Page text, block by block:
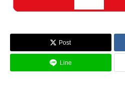
Post
Line